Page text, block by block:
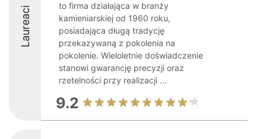
Laureaci
to firma działająca w branży
kamieniarskiej od 1960 roku,
posiadająca długą tradycję
przekazywaną z pokolenia na
pokolenie. Wieloletnie doświadczenie
stanowi gwarancję precyzji oraz
rzetelności przy realizacji ...
9.2